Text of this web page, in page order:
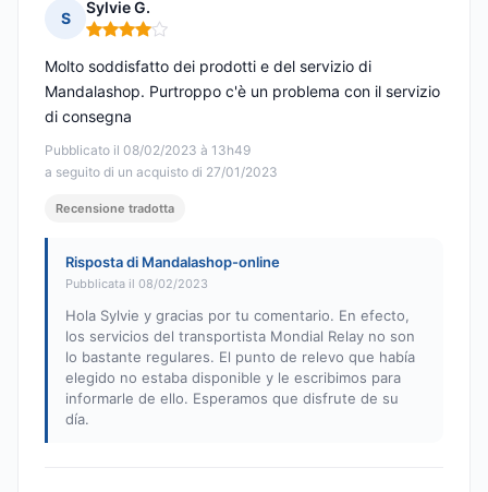
S
Sylvie G.
Nota: 4 su 5
Pubblicato il 08/02/2023 à 13h49
a seguito di un acquisto di 27/01/2023
Molto soddisfatto dei prodotti e del servizio di
Mandalashop. Purtroppo c'è un problema con il servizio
di consegna
Recensione tradotta
Risposta di Mandalashop-online
Pubblicata il 08/02/2023
Hola Sylvie y gracias por tu comentario. En efecto,
los servicios del transportista Mondial Relay no son
lo bastante regulares. El punto de relevo que había
elegido no estaba disponible y le escribimos para
informarle de ello. Esperamos que disfrute de su
día.